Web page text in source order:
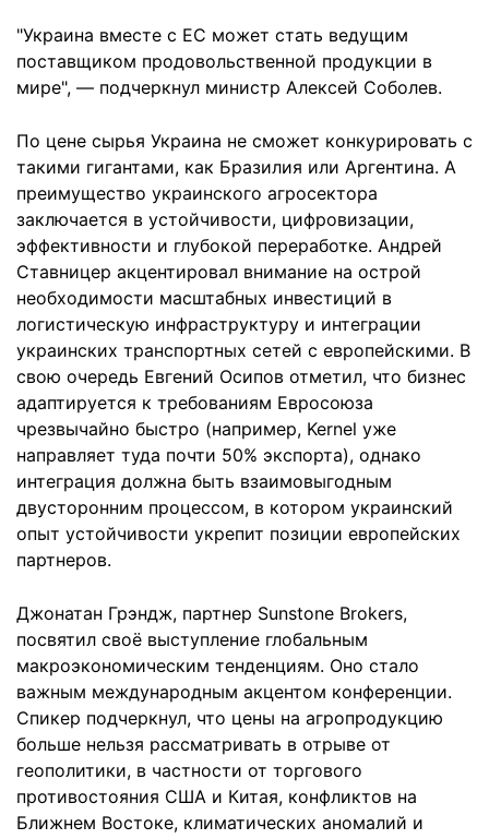
"Украина вместе с ЕС может стать ведущим
поставщиком продовольственной продукции в
мире", — подчеркнул министр Алексей Соболев.
По цене сырья Украина не сможет конкурировать с
такими гигантами, как Бразилия или Аргентина. А
преимущество украинского агросектора
заключается в устойчивости, цифровизации,
эффективности и глубокой переработке. Андрей
Ставницер акцентировал внимание на острой
необходимости масштабных инвестиций в
логистическую инфраструктуру и интеграции
украинских транспортных сетей с европейскими. В
свою очередь Евгений Осипов отметил, что бизнес
адаптируется к требованиям Евросоюза
чрезвычайно быстро (например, Kernel уже
направляет туда почти 50% экспорта), однако
интеграция должна быть взаимовыгодным
двусторонним процессом, в котором украинский
опыт устойчивости укрепит позиции европейских
партнеров.
Джонатан Грэндж, партнер Sunstone Brokers,
посвятил своё выступление глобальным
макроэкономическим тенденциям. Оно стало
важным международным акцентом конференции.
Спикер подчеркнул, что цены на агропродукцию
больше нельзя рассматривать в отрыве от
геополитики, в частности от торгового
противостояния США и Китая, конфликтов на
Ближнем Востоке, климатических аномалий и